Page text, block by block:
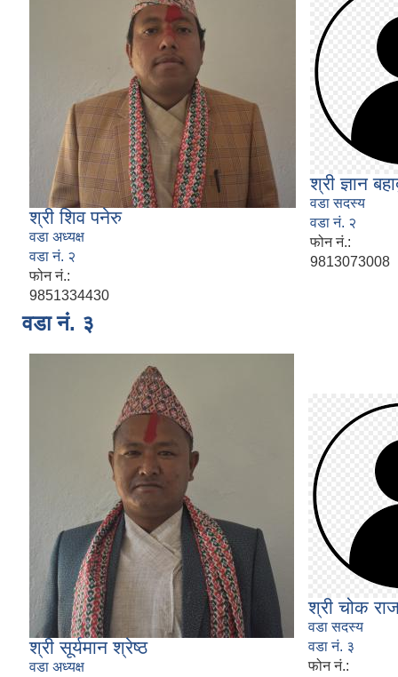
श्री शिव पनेरु
वडा अध्यक्ष
वडा नं. २
फोन नं.:
9851334430
श्री ज्ञान
वडा सदस्य
वडा नं. २
फोन नं.:
9813073008
वडा नं. ३
श्री सूर्यमान श्रेष्ठ
वडा अध्यक्ष
श्री चोक
वडा सदस्य
वडा नं. ३
फोन नं.: